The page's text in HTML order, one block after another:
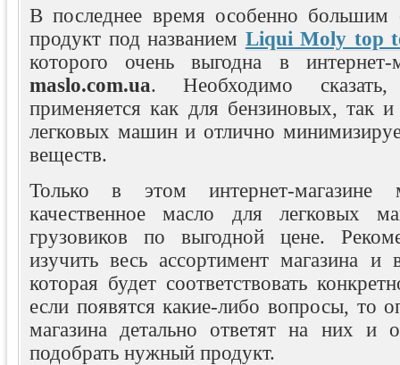
В последнее время особенно большим
продукт под названием Liqui Moly top
которого очень выгодна в
maslo.com.ua. Необходимо
применяется как для бензиновых, так
легковых машин и отлично
веществ.
Только в этом интернет-магазине
качественное масло для легковых
грузовиков по выгодной цене.
изучить весь ассортимент магазина и
которая будет соответствовать
если появятся какие-либо вопросы, то
магазина детально ответят на них и
подобрать нужный продукт.